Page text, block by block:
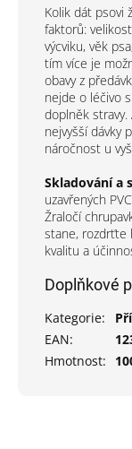
Kolik dát psovi
faktorů:
výcviku, věk
tím více je
obavy z
nejde o léčivo
doplněk stravy.
nejvyšší dávky
náročnost u
Skladování a
uzavřených
Žraločí
stane, rozdrťte
kvalitu a
Doplňkové
Kategorie:
EAN:
Hmotnost: